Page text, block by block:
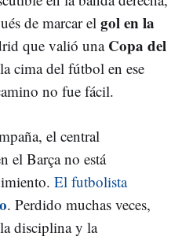
de marcar el gol en la
que valió unaCopa del
cima del fútbol en ese
no fue fácil.
el central
el Barça no está
El futbolista
. Perdido muchas veces,
disciplina y la